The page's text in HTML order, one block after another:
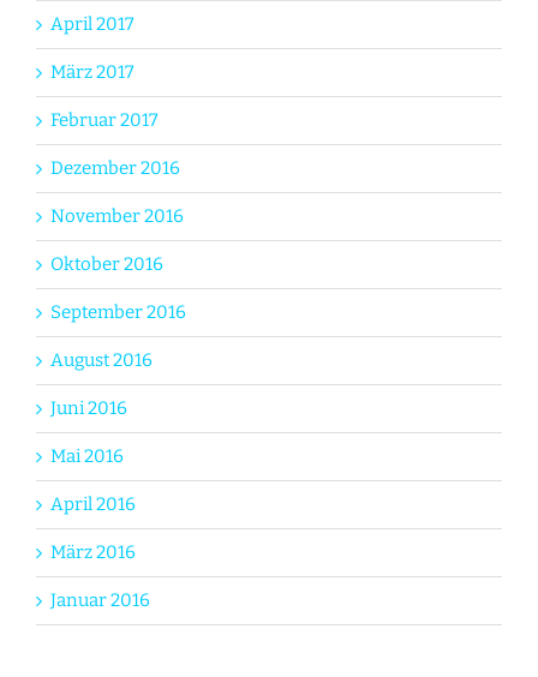
April 2017
März 2017
Februar 2017
Dezember 2016
November 2016
Oktober 2016
September 2016
August 2016
Juni 2016
Mai 2016
April 2016
März 2016
Januar 2016